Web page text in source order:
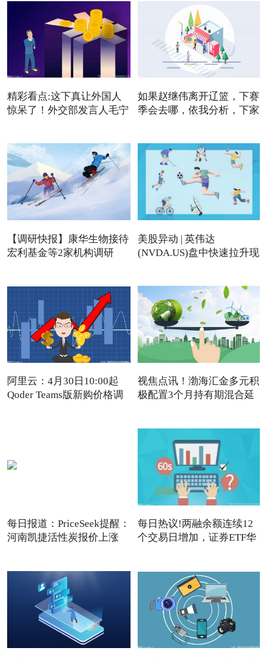
精彩看点:这下真让外国人
惊呆了！外交部发言人毛宁
如果赵继伟离开辽篮，下赛
季会去哪，依我分析，下家
【调研快报】康华生物接待
宏利基金等2家机构调研
美股异动 | 英伟达
(NVDA.US)盘中快速拉升现
阿里云：4月30日10:00起
Qoder Teams版新购价格调
视焦点讯！渤海汇金多元积
极配置3个月持有期混合延
每日报道：PriceSeek提醒：
河南凯捷活性炭报价上涨
每日热议!两融余额连续12
个交易日增加，证券ETF华